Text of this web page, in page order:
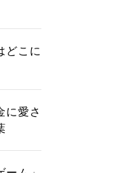
どこに
に愛さ